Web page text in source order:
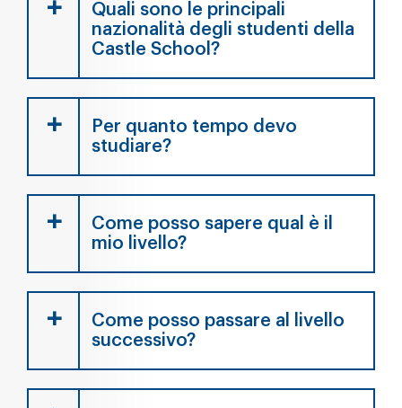
Quali sono le principali
nazionalità degli studenti della
Castle School?
Per quanto tempo devo
studiare?
Come posso sapere qual è il
mio livello?
Come posso passare al livello
successivo?